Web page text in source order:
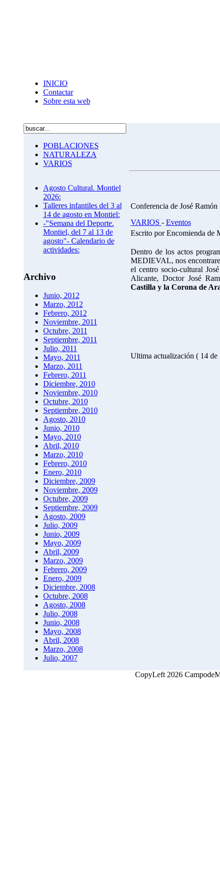
INICIO
Contactar
Sobre esta web
POBLACIONES
NATURALEZA
VARIOS
Agosto Cultural. Montiel
2026:
Talleres infantiles del 3 al
14 de agosto en Montiel:
-"Semana del Deporte.
Montiel, del 7 al 13 de
agosto"- Calendario de
actividades:
Archivo
Junio, 2012
Marzo, 2012
Febrero, 2012
Noviembre, 2011
Octubre, 2011
Septiembre, 2011
Julio, 2011
Mayo, 2011
Marzo, 2011
Febrero, 2011
Diciembre, 2010
Noviembre, 2010
Octubre, 2010
Septiembre, 2010
Agosto, 2010
Junio, 2010
Mayo, 2010
Abril, 2010
Marzo, 2010
Febrero, 2010
Enero, 2010
Diciembre, 2009
Noviembre, 2009
Octubre, 2009
Septiembre, 2009
Agosto, 2009
Julio, 2009
Junio, 2009
Mayo, 2009
Abril, 2009
Marzo, 2009
Febrero, 2009
Enero, 2009
Diciembre, 2008
Octubre, 2008
Agosto, 2008
Julio, 2008
Junio, 2008
Mayo, 2008
Abril, 2008
Marzo, 2008
Julio, 2007
Conferencia de José
VARIOS - Eventos
Escrito por Encomienda de
Dentro de los actos
MEDIEVAL, nos
el centro socio-cultural
Alicante, Doctor José
Castilla y la Corona de
Ultima actualización ( 14 de
CopyLeft 2026